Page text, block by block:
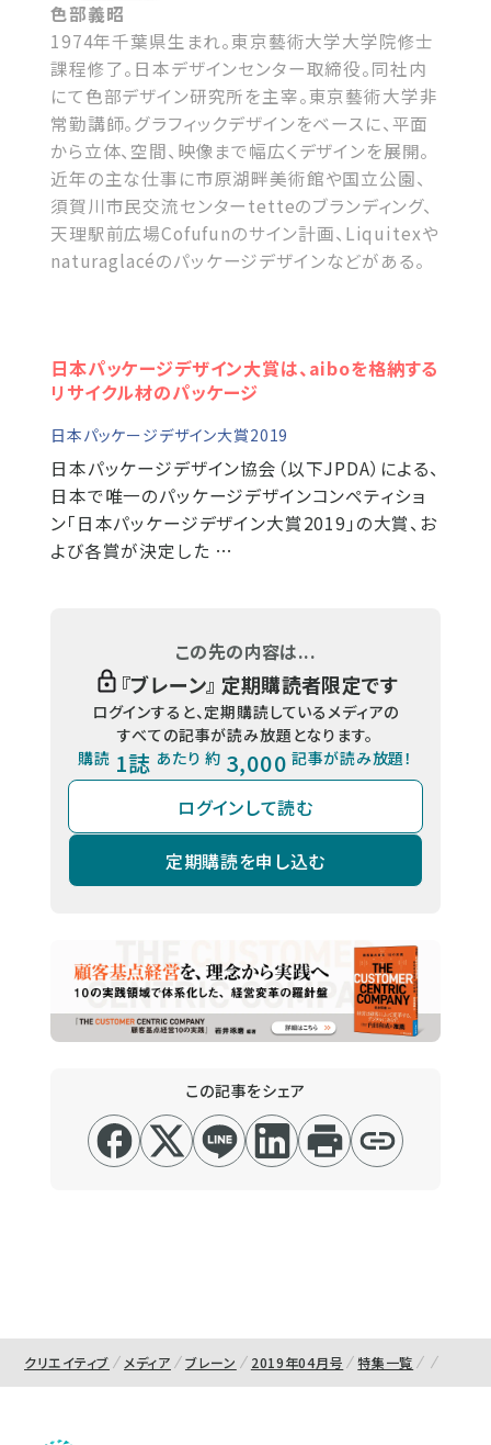
色部義昭
1974年千葉県生まれ。東京藝術大学大学院修士
課程修了。日本デザインセンター取締役。同社内
にて色部デザイン研究所を主宰。東京藝術大学非
常勤講師。グラフィックデザインをベースに、平面
から立体、空間、映像まで幅広くデザインを展開。
近年の主な仕事に市原湖畔美術館や国立公園、
須賀川市民交流センターtetteのブランディング、
天理駅前広場Cofufunのサイン計画、Liquitexや
naturaglacéのパッケージデザインなどがある。
日本パッケージデザイン大賞は、aiboを格納する
リサイクル材のパッケージ
日本パッケージデザイン大賞2019
日本パッケージデザイン協会（以下JPDA）による、
日本で唯一のパッケージデザインコンペティショ
ン「日本パッケージデザイン大賞2019」の大賞、お
よび各賞が決定した …
この先の内容は...
『ブレーン』 定期購読者限定です
ログインすると、定期購読しているメディアの
すべての記事が読み放題となります。
購読 1誌 あたり 約 3,000 記事が読み放題！
ログインして読む
定期購読を申し込む
この記事をシェア
クリエイティブ メディア ブレーン 2019年04月号 特集一覧